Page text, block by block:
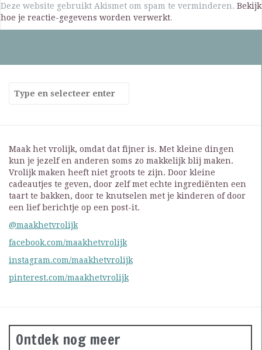
Deze website gebruikt Akismet om spam te verminderen. Bekijk
hoe je reactie-gegevens worden verwerkt.
Maak het vrolijk, omdat dat fijner is. Met kleine dingen
kun je jezelf en anderen soms zo makkelijk blij maken.
Vrolijk maken heeft niet groots te zijn. Door kleine
cadeautjes te geven, door zelf met echte ingrediënten een
taart te bakken, door te knutselen met je kinderen of door
een lief berichtje op een post-it.
@maakhetvrolijk
facebook.com/maakhetvrolijk
instagram.com/maakhetvrolijk
pinterest.com/maakhetvrolijk
Ontdek nog meer